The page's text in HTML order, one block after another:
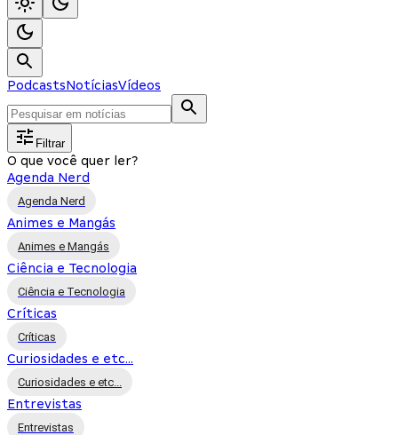
PodcastsNotíciasVídeos
Filtrar
O que você quer ler?
Agenda Nerd
Agenda Nerd
Animes e Mangás
Animes e Mangás
Ciência e Tecnologia
Ciência e Tecnologia
Críticas
Críticas
Curiosidades e etc...
Curiosidades e etc...
Entrevistas
Entrevistas